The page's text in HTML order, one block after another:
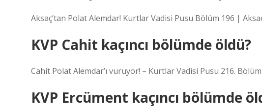
Aksaç’tan Polat Alemdar! Kurtlar Vadisi Pusu Bölüm 196 |
KVP Cahit kaçıncı bölümde öldü?
Cahit Polat Alemdar’ı vuruyor! – Kurtlar Vadisi Pusu 216.
KVP Ercüment kaçıncı bölümde